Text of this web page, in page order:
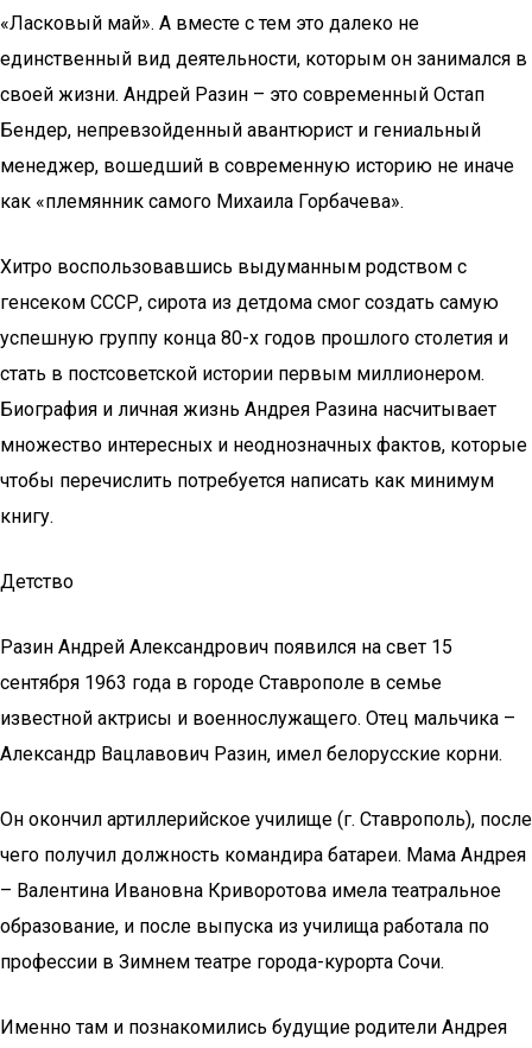
«Ласковый май». А вместе с тем это далеко не
единственный вид деятельности, которым он занимался в
своей жизни. Андрей Разин – это современный Остап
Бендер, непревзойденный авантюрист и гениальный
менеджер, вошедший в современную историю не иначе
как «племянник самого Михаила Горбачева».
Хитро воспользовавшись выдуманным родством с
генсеком СССР, сирота из детдома смог создать самую
успешную группу конца 80-х годов прошлого столетия и
стать в постсоветской истории первым миллионером.
Биография и личная жизнь Андрея Разина насчитывает
множество интересных и неоднозначных фактов, которые
чтобы перечислить потребуется написать как минимум
книгу.
Детство
Разин Андрей Александрович появился на свет 15
сентября 1963 года в городе Ставрополе в семье
известной актрисы и военнослужащего. Отец мальчика –
Александр Вацлавович Разин, имел белорусские корни.
Он окончил артиллерийское училище (г. Ставрополь), после
чего получил должность командира батареи. Мама Андрея
– Валентина Ивановна Криворотова имела театральное
образование, и после выпуска из училища работала по
профессии в Зимнем театре города-курорта Сочи.
Именно там и познакомились будущие родители Андрея